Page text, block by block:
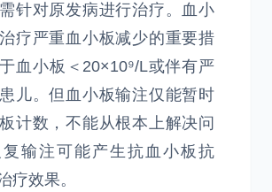
针对原发病进行治疗。血小
疗严重血小板减少的重要措
血小板＜20×10⁹/L或伴有严
儿。但血小板输注仅能暂时
计数，不能从根本上解决问
输注可能产生抗血小板抗
疗效果。